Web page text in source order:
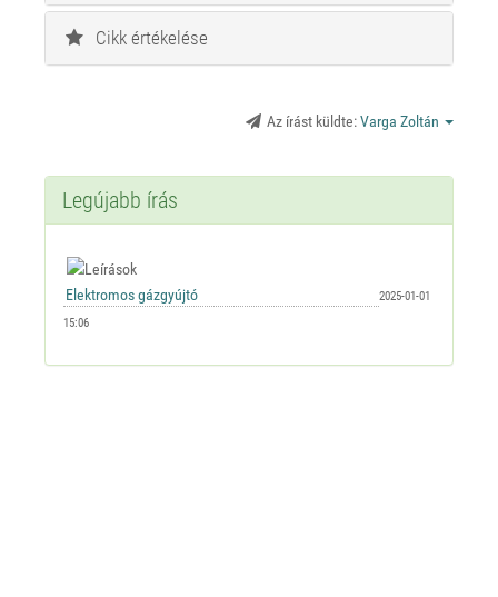
Cikk értékelése
Az írást küldte:Varga Zoltán
Legújabb írás
2025-01-01
15:06